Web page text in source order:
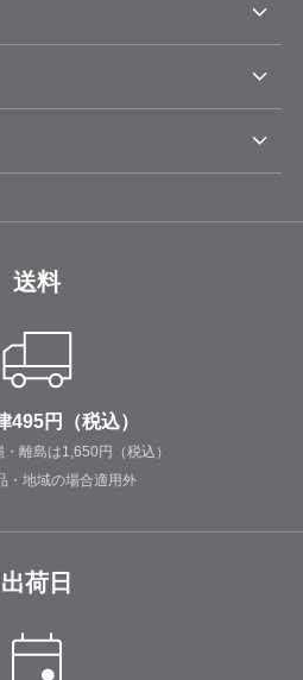
送料
495円（税込）
離島は1,650円（税込）
・地域の場合適用外
出荷日